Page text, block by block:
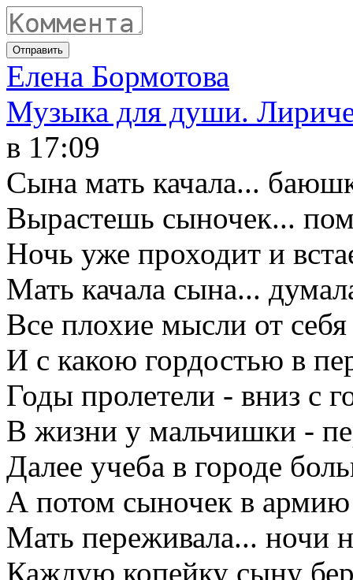
Отправить
Елена Бормотова
Музыка для души.
в 17:09
Сына мать качала...
Вырастешь сыночек...
Ночь уже проходит и
Мать качала сына...
Все плохие мысли от себя
И с какою гордостью в
Годы пролетели - вниз с
В жизни у мальчишки -
Далее учеба в городе
А потом сыночек в
Мать переживала... ночи
Каждую копейку сыну